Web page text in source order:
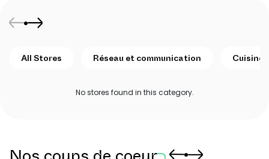
All Stores Réseau et communication Cuisine
No stores found in this category.